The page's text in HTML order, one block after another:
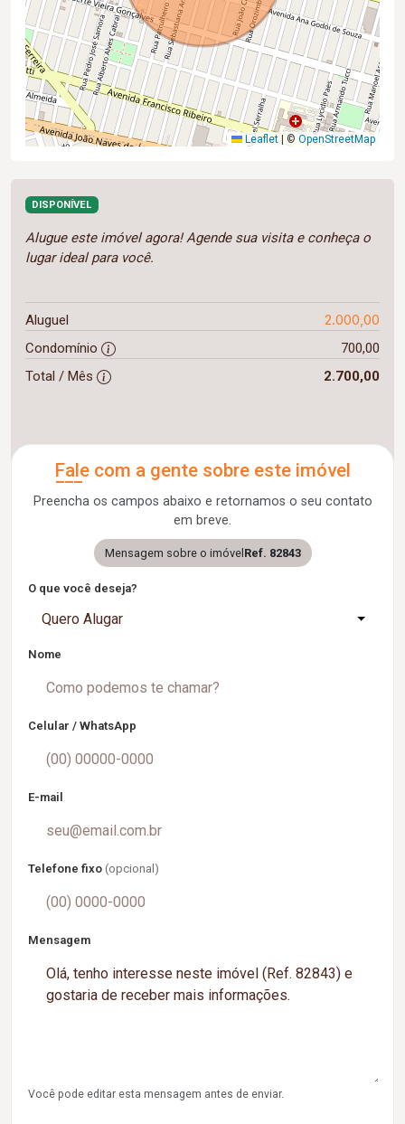
Leaflet ©OpenStreetMap
DISPONÍVEL
Alugue este imóvel agora! Agende sua visita e conheça o
lugar ideal para você.
Aluguel 2.000,00
Condomínio
700,00
Total / Mês
2.700,00
Fale com a gente sobre este imóvel
Preencha os campos abaixo e retornamos o seu contato
em breve.
Mensagem sobre o imóvel Ref. 82843
O que você deseja?
Quero Alugar
Nome
Celular / WhatsApp
E-mail
Telefone fixo (opcional)
Mensagem
Você pode editar esta mensagem antes de enviar.